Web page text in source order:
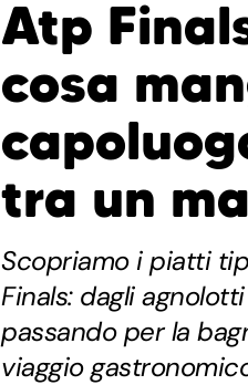
Atp
cosa
tra un
Scopriamo i piatti
Finals: dagli
passando per la
viaggio